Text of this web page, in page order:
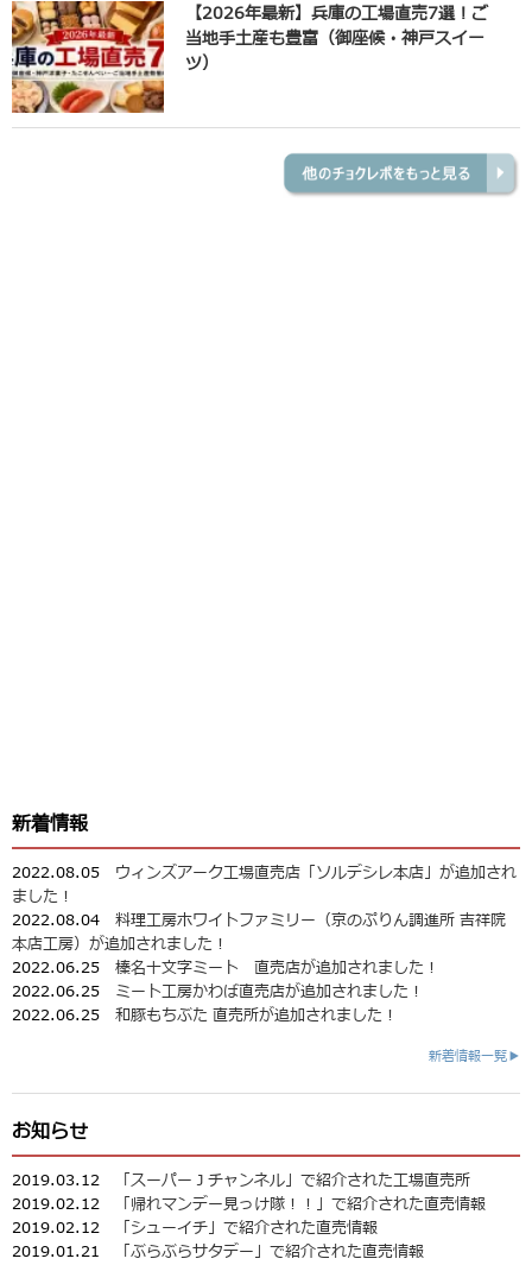
【2026年最新】兵庫の工場直売7選！ご
当地手土産も豊富（御座候・神戸スイー
ツ）
新着情報
2022.08.05 ウィンズアーク工場直売店「ソルデシレ本店」が追加され
ました！
2022.08.04 料理工房ホワイトファミリー（京のぷりん調進所 吉祥院
本店工房）が追加されました！
2022.06.25 榛名十文字ミート 直売店が追加されました！
2022.06.25 ミート工房かわば直売店が追加されました！
2022.06.25 和豚もちぶた 直売所が追加されました！
新着情報一覧▶
お知らせ
2019.03.12
「スーパーＪチャンネル」で紹介された工場直売所
2019.02.12
「帰れマンデー見っけ隊！！」で紹介された直売情報
2019.02.12
「シューイチ」で紹介された直売情報
2019.01.21
「ぶらぶらサタデー」で紹介された直売情報